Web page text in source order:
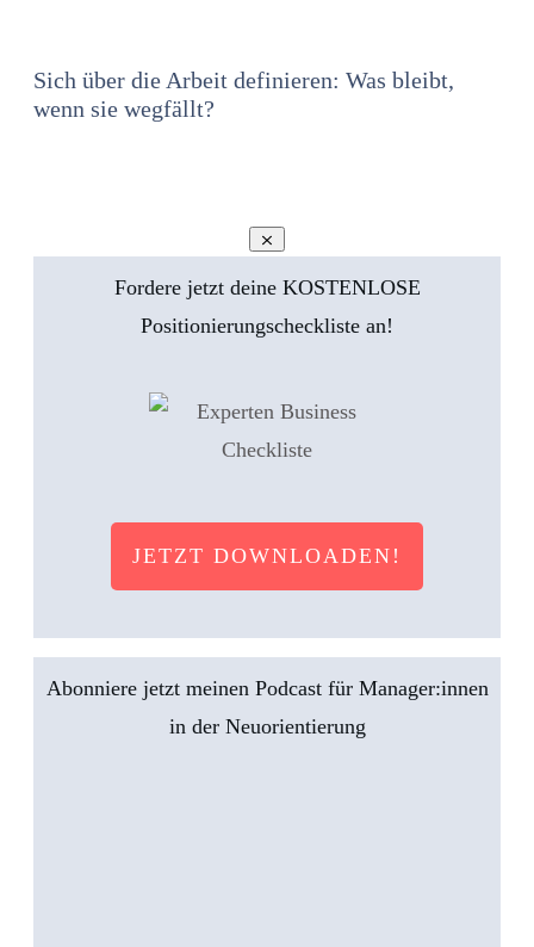
Sich über die Arbeit definieren: Was bleibt,
wenn sie wegfällt?
Fordere jetzt deine KOSTENLOSE
Positionierungscheckliste an!
JETZT DOWNLOADEN!
Abonniere jetzt meinen Podcast für Manager:innen
in der Neuorientierung